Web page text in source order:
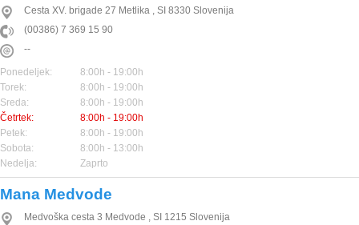
Cesta XV. brigade 27 Metlika , SI 8330 Slovenija
(00386) 7 369 15 90
--
Ponedeljek:
8:00h - 19:00h
Torek:
8:00h - 19:00h
Sreda:
8:00h - 19:00h
Četrtek:
8:00h - 19:00h
Petek:
8:00h - 19:00h
Sobota:
8:00h - 13:00h
Nedelja:
Zaprto
Mana Medvode
Medvoška cesta 3 Medvode , SI 1215 Slovenija